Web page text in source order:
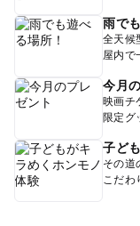
雨で
全天候
屋内で
今月
映画チ
限定グ
子ど
その道
こだわ